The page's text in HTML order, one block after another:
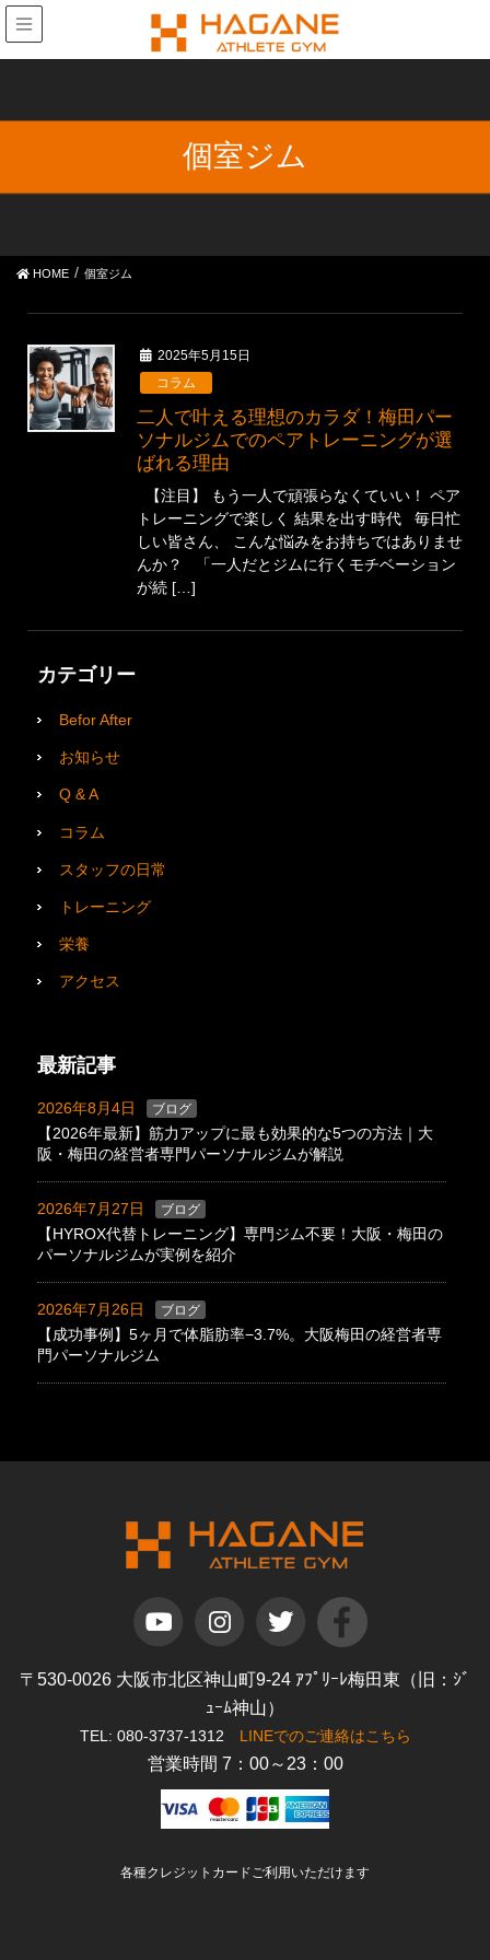
個室ジム
HOME 個室ジム
2025年5月15日
コラム
二人で叶える理想のカラダ！梅田パー
ソナルジムでのペアトレーニングが選
ばれる理由
【注目】 もう一人で頑張らなくていい！ ペア
トレーニングで楽しく 結果を出す時代 毎日忙
しい皆さん、 こんな悩みをお持ちではありませ
んか？ 「一人だとジムに行くモチベーション
が続 […]
カテゴリー
Befor After
お知らせ
Q & A
コラム
スタッフの日常
トレーニング
栄養
アクセス
最新記事
2026年8月4日 ブログ
【2026年最新】筋力アップに最も効果的な5つの方法｜大
阪・梅田の経営者専門パーソナルジムが解説
2026年7月27日 ブログ
【HYROX代替トレーニング】専門ジム不要！大阪・梅田の
パーソナルジムが実例を紹介
2026年7月26日 ブログ
【成功事例】5ヶ月で体脂肪率−3.7%。大阪梅田の経営者専
門パーソナルジム
〒530-0026 大阪市北区神山町9-24 ｱﾌﾟﾘｰﾚ梅田東（旧：ｼﾞ
ｭｰﾑ神山）
TEL: 080-3737-1312 LINEでのご連絡はこちら
営業時間 7：00～23：00
各種クレジットカードご利用いただけます